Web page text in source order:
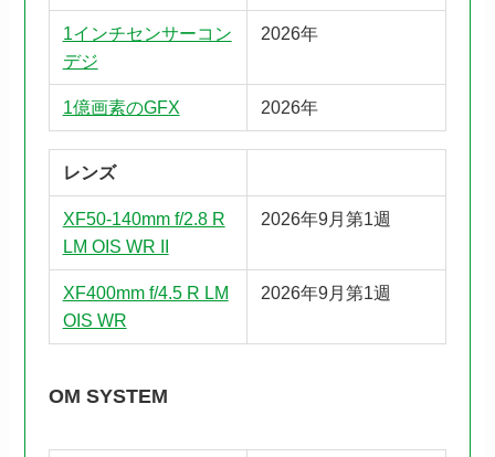
1インチセンサーコン
デジ
2026年
1億画素のGFX 2026年
レンズ
XF50-140mm f/2.8 R
LM OIS WR II
2026年9月第1週
XF400mm f/4.5 R LM
OIS WR
2026年9月第1週
OM SYSTEM